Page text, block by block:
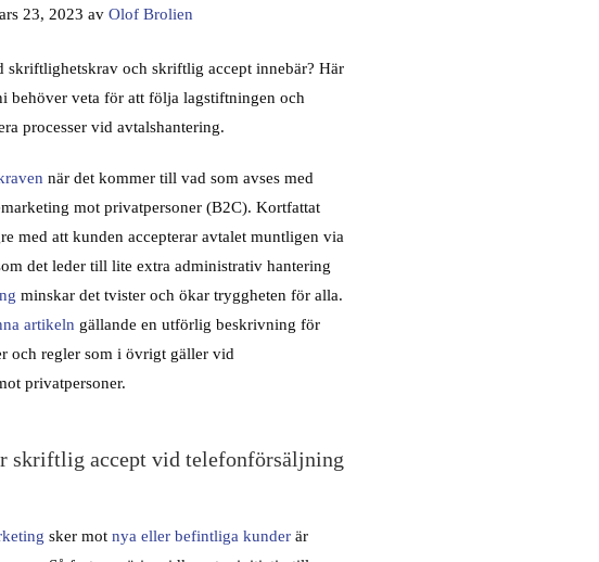
23, 2023 av Olof Brolien
skriftlighetskrav och skriftlig accept innebär? Här
behöver veta för att följa lagstiftningen och
processer vid avtalshantering.
när det kommer till vad som avses med
mot privatpersoner (B2C). Kortfattat
med att kunden accepterar avtalet muntligen via
det leder till lite extra administrativ hantering
minskar det tvister och ökar tryggheten för alla.
artikeln gällande en utförlig beskrivning för
och regler som i övrigt gäller vid
privatpersoner.
skriftlig accept vid telefonförsäljning
sker motnya eller befintliga kunder är